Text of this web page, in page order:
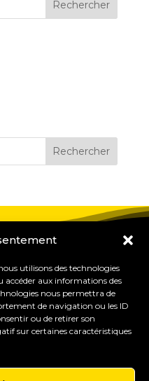
utilisons des technologies
accéder aux informations des
nous permettra de
de navigation ou les ID
ou de retirer son
sur certaines caractéristiques